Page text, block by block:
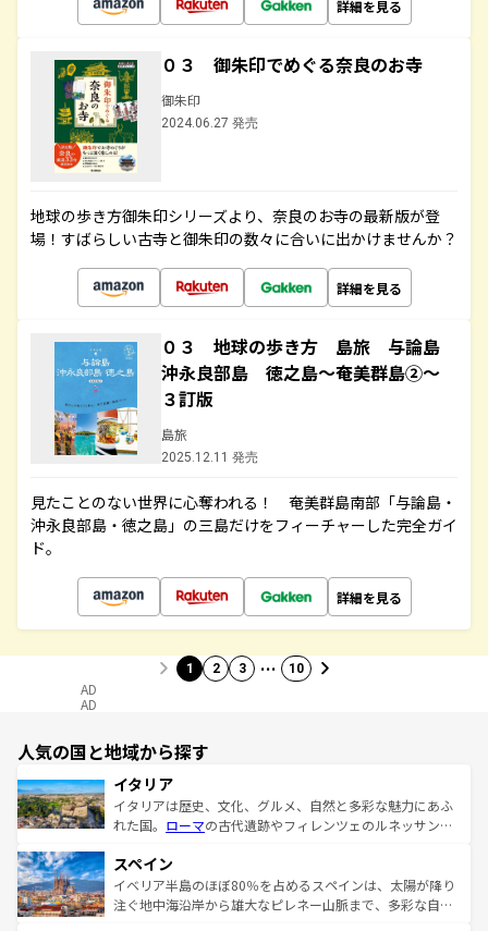
詳細を見る
０３ 御朱印でめぐる奈良のお寺
御朱印
2024.06.27 発売
地球の歩き方御朱印シリーズより、奈良のお寺の最新版が登
場！すばらしい古寺と御朱印の数々に合いに出かけませんか？
詳細を見る
０３ 地球の歩き方 島旅 与論島
沖永良部島 徳之島～奄美群島②～
３訂版
島旅
2025.12.11 発売
見たことのない世界に心奪われる！ 奄美群島南部「与論島・
沖永良部島・徳之島」の三島だけをフィーチャーした完全ガイ
ド。
詳細を見る
1 2 3 … 10
AD
AD
人気の国と地域から探す
イタリア
イタリアは歴史、文化、グルメ、自然と多彩な魅力にあふ
れた国。 ローマの古代遺跡やフィレンツェのルネッサンス
ろん、トスカーナの美しい田園風景やアマルフィ海岸の絶
景など、自然景観も見逃せない。観光の合間には、本場の
ピザやパスタなど、絶品のイタリア料理を堪能することも
スペイン
イベリア半島のほぼ80％を占めるスペインは、太陽が降り
注ぐ地中海沿岸から雄大なピレネー山脈まで、多彩な自然